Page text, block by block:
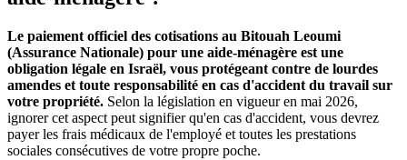
Le paiement officiel des cotisations au Bitouah Leoumi
(Assurance Nationale) pour une aide-ménagère est une
obligation légale en Israël, vous protégeant contre de lourdes
amendes et toute responsabilité en cas d'accident du travail sur
votre propriété. Selon la législation en vigueur en mai 2026,
ignorer cet aspect peut signifier qu'en cas d'accident, vous devrez
payer les frais médicaux de l'employé et toutes les prestations
sociales consécutives de votre propre poche.